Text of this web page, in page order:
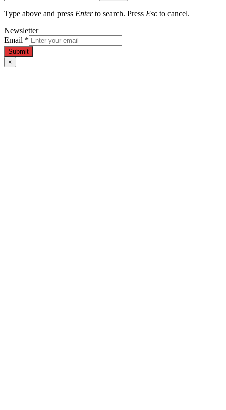
Type above and press Enterto search. Press Esc to cancel.
Newsletter
Email *
Submit
×